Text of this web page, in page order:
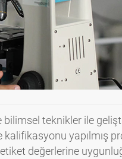
bilimsel teknikler ile
yapılmış
değerlerine